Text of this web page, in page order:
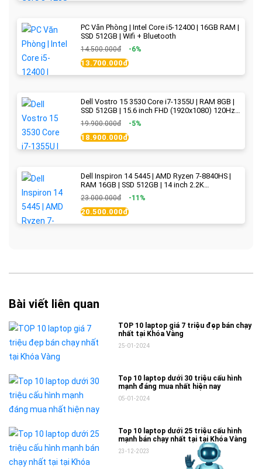
PC Văn Phòng | Intel Core i5-12400 | 16GB RAM |
SSD 512GB | Wifi + Bluetooth
14.500.000đ -6%
13.700.000đ
Dell Vostro 15 3530 Core i7-1355U | RAM 8GB |
SSD 512GB | 15.6 inch FHD (1920x1080) 120Hz
WVA | Black | New Fullbox
19.900.000đ -5%
18.900.000đ
Dell Inspiron 14 5445 | AMD Ryzen 7-8840HS |
RAM 16GB | SSD 512GB | 14 inch 2.2K
(2240x1400) IPS 300nits | Ice Blue - New Fullbox
23.000.000đ -11%
20.500.000đ
Bài viết liên quan
TOP 10 laptop giá 7 triệu đẹp bán chạy
nhất tại Khóa Vàng
25-01-2024
Top 10 laptop dưới 30 triệu cấu hình
mạnh đáng mua nhất hiện nay
05-01-2024
Top 10 laptop dưới 25 triệu cấu hình
mạnh bán chạy nhất tại tại Khóa Vàng
23-12-2023